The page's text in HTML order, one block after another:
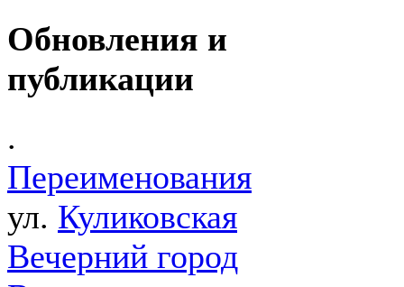
Обновления и
публикации
.
Переименования
ул. Куликовская
Вечерний город